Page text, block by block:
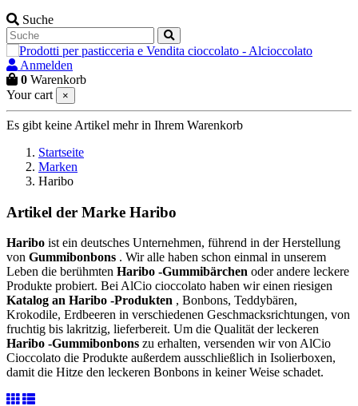
Suche
Anmelden
0 Warenkorb
Your cart
×
Es gibt keine Artikel mehr in Ihrem Warenkorb
Startseite
Marken
Haribo
Artikel der Marke Haribo
Haribo ist ein deutsches Unternehmen, führend in der Herstellung
von Gummibonbons . Wir alle haben schon einmal in unserem
Leben die berühmten Haribo -Gummibärchen oder andere leckere
Produkte probiert. Bei AlCio cioccolato haben wir einen riesigen
Katalog an Haribo -Produkten , Bonbons, Teddybären,
Krokodile, Erdbeeren in verschiedenen Geschmacksrichtungen, von
fruchtig bis lakritzig, lieferbereit. Um die Qualität der leckeren
Haribo -Gummibonbons zu erhalten, versenden wir von AlCio
Cioccolato die Produkte außerdem ausschließlich in Isolierboxen,
damit die Hitze den leckeren Bonbons in keiner Weise schadet.